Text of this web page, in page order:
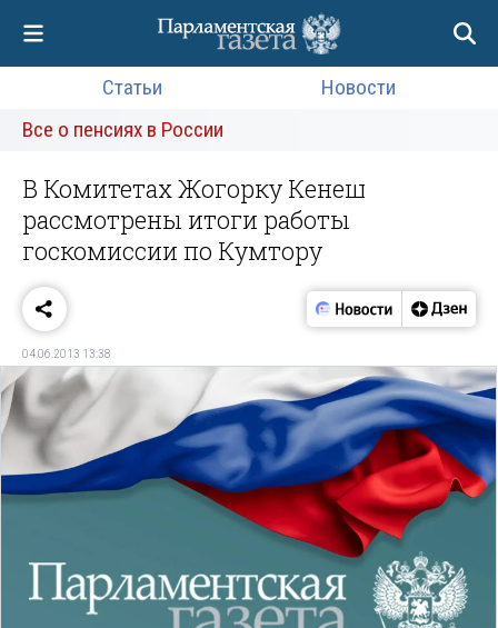
Статьи
Новости
Все о пенсиях в России
В Комитетах Жогорку Кенеш
рассмотрены итоги работы
госкомиссии по Кумтору
04.06.2013 13:38